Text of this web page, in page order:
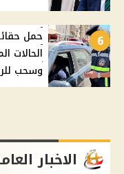
6
حمل
الحالات
وسحب
الاخبار